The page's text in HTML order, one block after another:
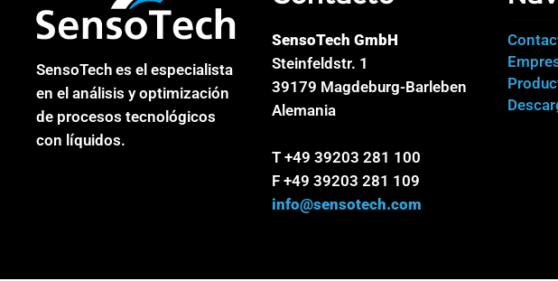
SensoTech es el especialista
en el análisis y optimización
de procesos tecnológicos
con líquidos.
SensoTech GmbH
Steinfeldstr. 1
39179 Magdeburg-Barleben
Alemania
T +49 39203 281 100
F +49 39203 281 109
info@sensotech.com